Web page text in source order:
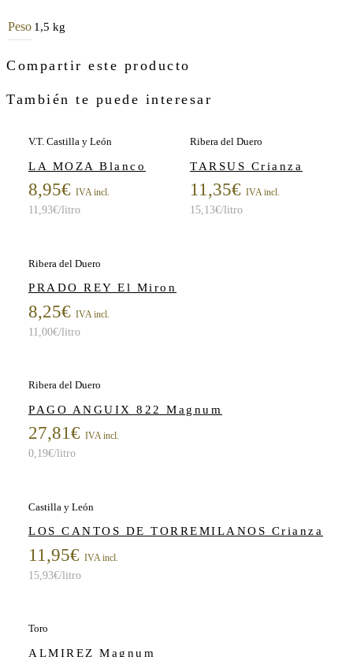
Peso 1,5 kg
Compartir este producto
También te puede interesar
V.T. Castilla y León
LA MOZA Blanco
8,95€ IVA incl.
11,93€/litro
Ribera del Duero
TARSUS Crianza
11,35€ IVA incl.
15,13€/litro
Ribera del Duero
PRADO REY El Miron
8,25€ IVA incl.
11,00€/litro
Ribera del Duero
PAGO ANGUIX 822 Magnum
27,81€ IVA incl.
0,19€/litro
Castilla y León
LOS CANTOS DE TORREMILANOS Crianza
11,95€ IVA incl.
15,93€/litro
Toro
ALMIREZ Magnum